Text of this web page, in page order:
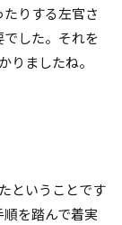
りする左官さ
した。それを
りましたね。
ということです
を踏んで着実